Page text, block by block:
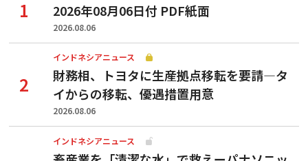
2026年08月06日付 PDF紙面
2026.08.06
インドネシアニュース
財務相、トヨタに生産拠点移転を要請—タ
イからの移転、優遇措置用意
2026.08.06
インドネシアニュース